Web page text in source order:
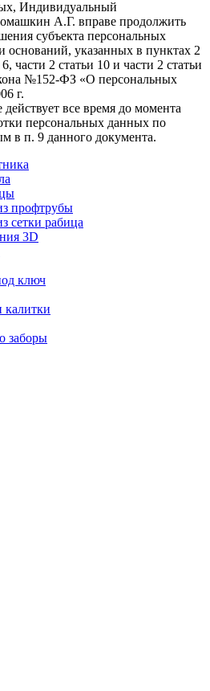
Индивидуальный
А.Г. вправе продолжить
субъекта персональных
оснований, указанных в пунктах 2
части 2 статьи 10 и части 2 статьи
№152-ФЗ «О персональных
г.
все время до момента
персональных данных по
в п. 9 данного документа.
профтрубы
сетки рабица
3D
ключ
калитки
заборы